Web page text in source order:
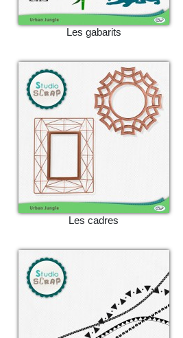
Les gabarits
Les cadres